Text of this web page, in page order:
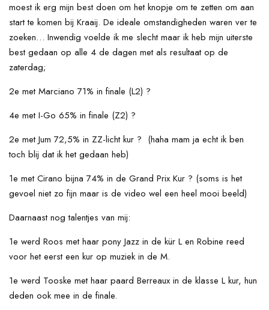
moest ik erg mijn best doen om het knopje om te zetten om aan
start te komen bij Kraaij. De ideale omstandigheden waren ver te
zoeken… Inwendig voelde ik me slecht maar ik heb mijn uiterste
best gedaan op alle 4 de dagen met als resultaat op de
zaterdag;
2e met Marciano 71% in finale (L2) ?
4e met I-Go 65% in finale (Z2) ?
2e met Jum 72,5% in ZZ-licht kur ? (haha mam ja echt ik ben
toch blij dat ik het gedaan heb)
1e met Cirano bijna 74% in de Grand Prix Kur ? (soms is het
gevoel niet zo fijn maar is de video wel een heel mooi beeld)
Daarnaast nog talentjes van mij:
1e werd Roos met haar pony Jazz in de kür L en Robine reed
voor het eerst een kur op muziek in de M.
1e werd Tooske met haar paard Berreaux in de klasse L kur, hun
deden ook mee in de finale.